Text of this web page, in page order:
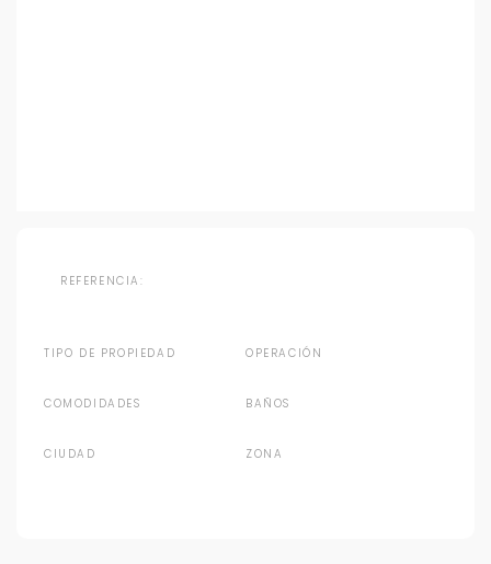
REFERENCIA:
TIPO DE PROPIEDAD OPERACIÓN
COMODIDADES BAÑOS
CIUDAD ZONA